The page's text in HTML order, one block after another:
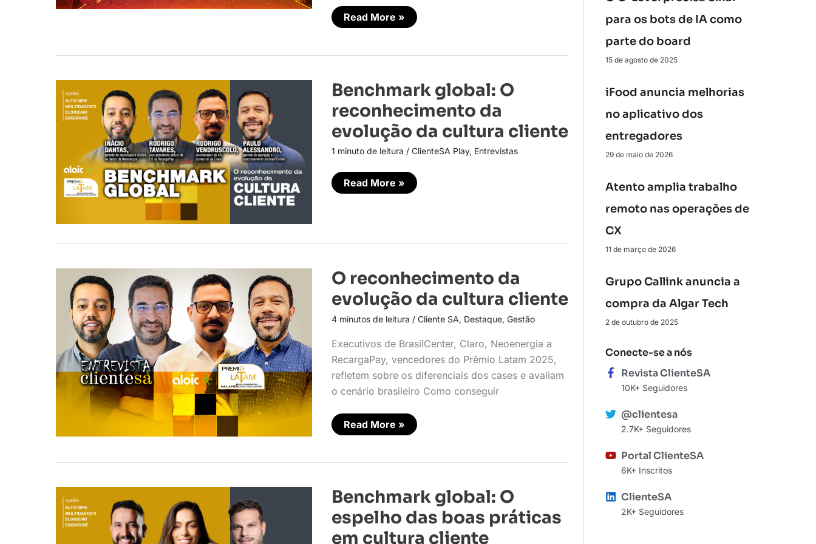
Read More »
Benchmark global: O
reconhecimento da
evolução da cultura cliente
1 minuto de leitura / ClienteSA Play, Entrevistas
Benchmark
global:
reconhecimento
evolução
cultura
Read More »
O reconhecimento da
evolução da cultura cliente
4 minutos de leitura / Cliente SA, Destaque, Gestão
Executivos de BrasilCenter, Claro, Neoenergia a
RecargaPay, vencedores do Prêmio Latam 2025,
refletem sobre os diferenciais dos cases e avaliam
o cenário brasileiro Como conseguir
O
reconhecimento
da
evolução
cultura
Read More »
Benchmark global: O
espelho das boas práticas
em cultura cliente
Benchmark
global:
O
espelho
das
boas
para os bots de IA como
parte do board
15 de agosto de 2025
iFood anuncia melhorias
no aplicativo dos
entregadores
29 de maio de 2026
Atento amplia trabalho
remoto nas operações de
CX
11 de março de 2026
Grupo Callink anuncia a
compra da Algar Tech
2 de outubro de 2025
Conecte-se a nós
Revista ClienteSA
10K+ Seguidores
@clientesa
2.7K+ Seguidores
Portal ClienteSA
6K+ Inscritos
ClienteSA
2K+ Seguidores